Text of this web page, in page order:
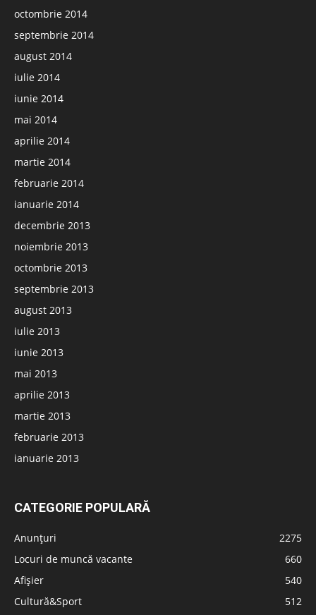
octombrie 2014
septembrie 2014
august 2014
iulie 2014
iunie 2014
mai 2014
aprilie 2014
martie 2014
februarie 2014
ianuarie 2014
decembrie 2013
noiembrie 2013
octombrie 2013
septembrie 2013
august 2013
iulie 2013
iunie 2013
mai 2013
aprilie 2013
martie 2013
februarie 2013
ianuarie 2013
CATEGORIE POPULARĂ
Anunțuri
2275
Locuri de muncă vacante
660
Afișier
540
Cultură&Sport
512